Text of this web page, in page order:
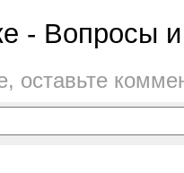
- Вопросы
оставьте